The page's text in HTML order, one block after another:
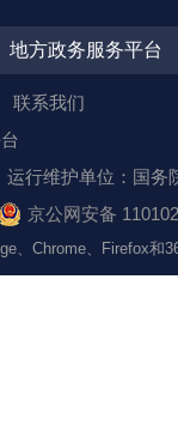
地方政务服务平台
联系我们
运行维护单位：国务
京公网安备
、Chrome、Firefox和